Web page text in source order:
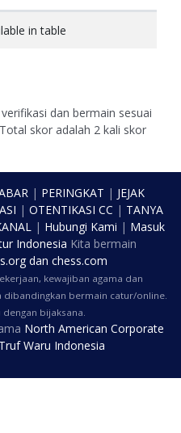
in table
dan bermain sesuai
skor adalah 2 kali skor
| PERINGKAT | JEJAK
| OTENTIKASI CC | TANYA
| Hubungi Kami | Masuk
Indonesia Kita bermain
dan chess.com
kewajiban agama dan
bermain catur/online.
dengan bijaksana.
North American Corporate
Truf Waru Indonesia